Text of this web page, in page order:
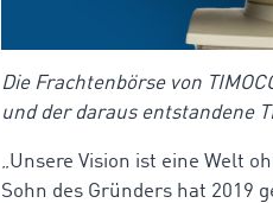
Die Frachtenbörse von
und der daraus entstandene
„Unsere Vision ist eine Welt
Sohn des Gründers hat 2019